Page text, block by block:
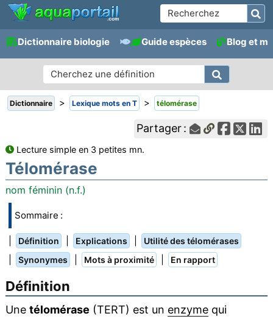
Dictionnaire biologie Guide espèces Blog et
Dictionnaire > Lexique mots en T > télomérase
Partager :
Lecture simple en 3 petites mn.
Télomérase
nom féminin (n.f.)
Sommaire :
Définition Explications Utilité des télomérases
Synonymes Mots à proximité En rapport
Définition
Une télomérase (TERT) est un enzymequi